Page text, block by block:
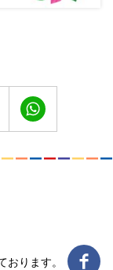
WhatsApp
ります。